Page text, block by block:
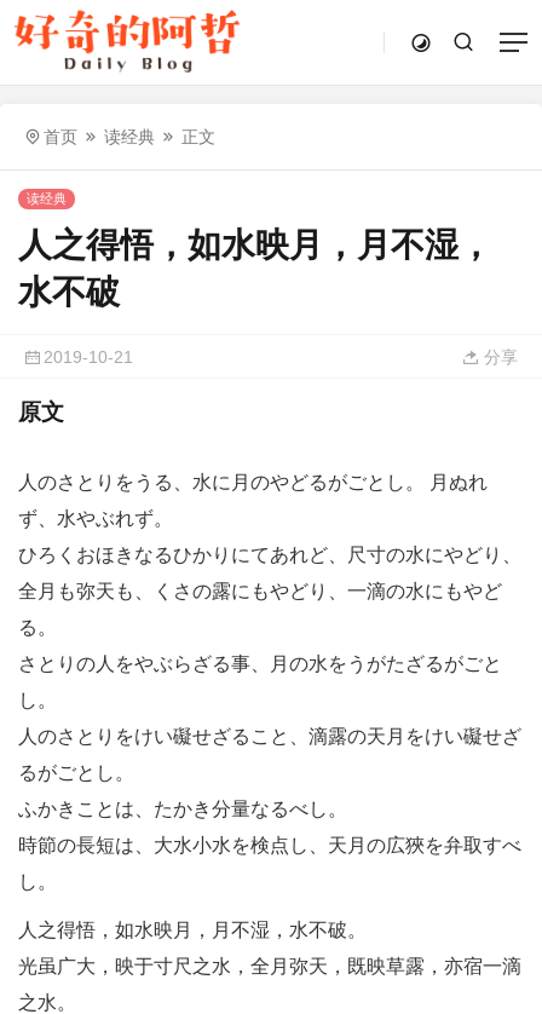
首页 读经典 正文
读经典
人之得悟，如水映月，月不湿，
水不破
2019-10-21 分享
原文
人のさとりをうる、水に月のやどるがごとし。 月ぬれ
ず、水やぶれず。
ひろくおほきなるひかりにてあれど、尺寸の水にやどり、
全月も弥天も、くさの露にもやどり、一滴の水にもやど
る。
さとりの人をやぶらざる事、月の水をうがたざるがごと
し。
人のさとりをけい礙せざること、滴露の天月をけい礙せざ
るがごとし。
ふかきことは、たかき分量なるべし。
時節の長短は、大水小水を検点し、天月の広狹を弁取すべ
し。
人之得悟，如水映月，月不湿，水不破。
光虽广大，映于寸尺之水，全月弥天，既映草露，亦宿一滴
之水。